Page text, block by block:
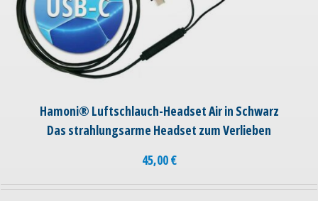
Hamoni® Luftschlauch-Headset Air in Schwarz
Das strahlungsarme Headset zum Verlieben
45,00€